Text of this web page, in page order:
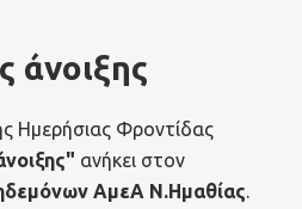
άνοιξης
Ημερήσιας Φροντίδας
ανήκει στον
ΑμεΑ Ν.Ημαθίας